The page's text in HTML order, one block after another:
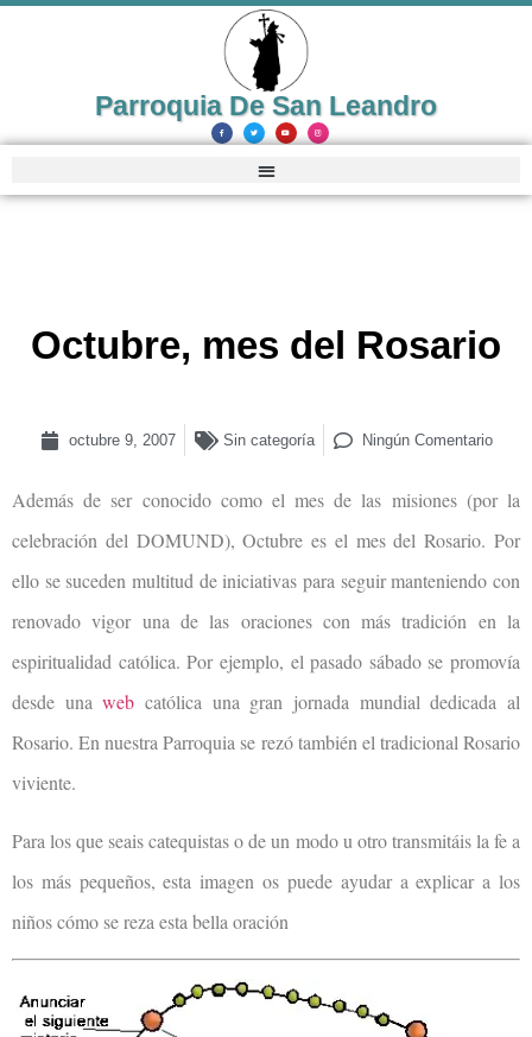
Parroquia De San Leandro
Octubre, mes del Rosario
octubre 9, 2007 Sin categoría Ningún Comentario
Además de ser conocido como el mes de las misiones (por la
celebración del DOMUND), Octubre es el mes del Rosario. Por
ello se suceden multitud de iniciativas para seguir manteniendo con
renovado vigor una de las oraciones con más tradición en la
espiritualidad católica. Por ejemplo, el pasado sábado se promovía
desde unaweb católica una gran jornada mundial dedicada al
Rosario. En nuestra Parroquia se rezó también el tradicional Rosario
viviente.
Para los que seais catequistas o de un modo u otro transmitáis la fe a
los más pequeños, esta imagen os puede ayudar a explicar a los
niños cómo se reza esta bella oración